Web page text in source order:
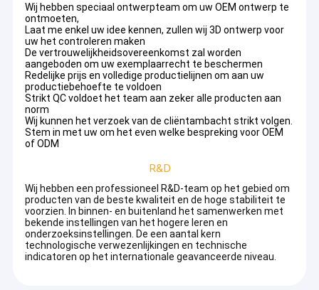
Wij hebben speciaal ontwerpteam om uw OEM ontwerp te
ontmoeten,
Laat me enkel uw idee kennen, zullen wij 3D ontwerp voor
uw het controleren maken
De vertrouwelijkheidsovereenkomst zal worden
aangeboden om uw exemplaarrecht te beschermen
Redelijke prijs en volledige productielijnen om aan uw
productiebehoefte te voldoen
Strikt QC voldoet het team aan zeker alle producten aan
norm
Wij kunnen het verzoek van de cliëntambacht strikt volgen.
Stem in met uw om het even welke bespreking voor OEM
of ODM
R&D
Wij hebben een professioneel R&D-team op het gebied om
producten van de beste kwaliteit en de hoge stabiliteit te
voorzien. In binnen- en buitenland het samenwerken met
bekende instellingen van het hogere leren en
onderzoeksinstellingen. De een aantal kern
technologische verwezenlijkingen en technische
indicatoren op het internationale geavanceerde niveau.